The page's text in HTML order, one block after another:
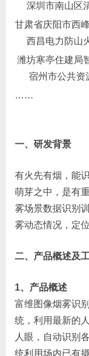
深圳市南山区
甘肃省庆
西昌电力防山
潍坊寒亭
宿州市公共资
……
一、研发背景
有火先有烟，能
萌芽之中，是有
雾场景数据识别
雾动态情况，定
二、产品概述及
1、产品概述
富维图像烟雾识
统，利用最新的
人眼，自动识别
统利用场内已有